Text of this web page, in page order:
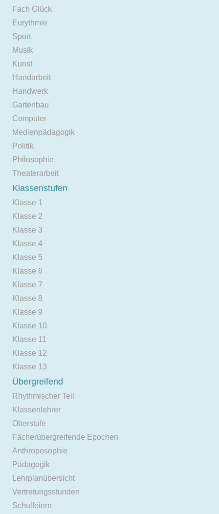
Fach Glück
Eurythmie
Sport
Musik
Kunst
Handarbeit
Handwerk
Gartenbau
Computer
Medienpädagogik
Politik
Philosophie
Theaterarbeit
Klassenstufen
Klasse 1
Klasse 2
Klasse 3
Klasse 4
Klasse 5
Klasse 6
Klasse 7
Klasse 8
Klasse 9
Klasse 10
Klasse 11
Klasse 12
Klasse 13
Übergreifend
Rhythmischer Teil
Klassenlehrer
Oberstufe
Fächerübergreifende Epochen
Anthroposophie
Pädagogik
Lehrplanübersicht
Vertretungsstunden
Schulfeiern